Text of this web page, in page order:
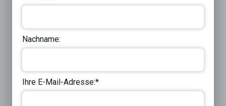
Nachname:
Ihre E-Mail-Adresse:*